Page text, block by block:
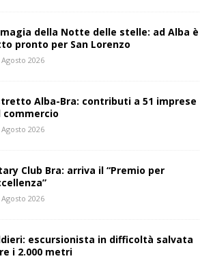
della Notte delle stelle: ad Alba è
pronto per San Lorenzo
Agosto 2026
Alba-Bra: contributi a 51 imprese
commercio
Agosto 2026
Club Bra: arriva il “Premio per
Agosto 2026
escursionista in difficoltà salvata
i 2.000 metri